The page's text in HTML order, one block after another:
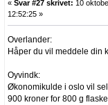
« Svar #27 skrivet: 10
12:52:25 »
Overlander:
Håper du vil meddele din
Oyvindk:
Økonomikulde i oslo vil
900 kroner for 800 g